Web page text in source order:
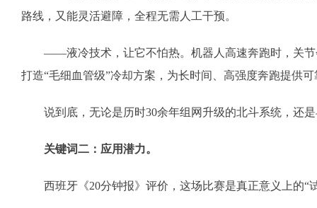
路线，又能灵活避障，全程无需人工干预。
——液冷技术，让它不怕热。机器人高速奔跑时，关节
打造“毛细血管级”冷却方案，为长时间、高强度奔跑提供
说到底，无论是历时30余年组网升级的北斗系统，还是
关键词二：应用潜力。
西班牙《20分钟报》评价，这场比赛是真正意义上的“